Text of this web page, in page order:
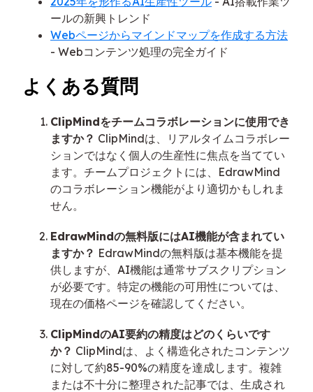
ールの新興トレンド
Webページからマインドマップを作成する方法
- Webコンテンツ処理の完全ガイド
よくある質問
ClipMindをチームコラボレーションに使用でき
ますか？ ClipMindは、リアルタイムコラボレー
ションではなく個人の生産性に焦点を当ててい
ます。チームプロジェクトには、EdrawMind
のコラボレーション機能がより適切かもしれま
せん。
EdrawMindの無料版にはAI機能が含まれてい
ますか？ EdrawMindの無料版は基本機能を提
供しますが、AI機能は通常サブスクリプション
が必要です。特定の機能の可用性については、
現在の価格ページを確認してください。
ClipMindのAI要約の精度はどのくらいです
か？ ClipMindは、よく構造化されたコンテンツ
に対して約85-90%の精度を達成します。複雑
または不十分に整理された記事では、生成され